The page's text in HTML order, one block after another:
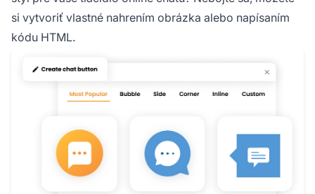
si vytvoriť vlastné nahrením obrázka alebo napísaním
kódu HTML.